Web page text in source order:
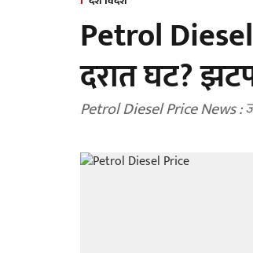
Petrol Diesel
दरात घट?
Petrol Diesel Price News :